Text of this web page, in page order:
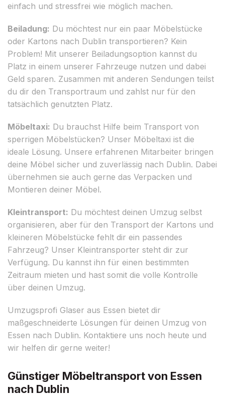
einfach und stressfrei wie möglich machen.
Beiladung: Du möchtest nur ein paar Möbelstücke
oder Kartons nach Dublin transportieren? Kein
Problem! Mit unserer Beiladungsoption kannst du
Platz in einem unserer Fahrzeuge nutzen und dabei
Geld sparen. Zusammen mit anderen Sendungen teilst
du dir den Transportraum und zahlst nur für den
tatsächlich genutzten Platz.
Möbeltaxi: Du brauchst Hilfe beim Transport von
sperrigen Möbelstücken? Unser Möbeltaxi ist die
ideale Lösung. Unsere erfahrenen Mitarbeiter bringen
deine Möbel sicher und zuverlässig nach Dublin. Dabei
übernehmen sie auch gerne das Verpacken und
Montieren deiner Möbel.
Kleintransport: Du möchtest deinen Umzug selbst
organisieren, aber für den Transport der Kartons und
kleineren Möbelstücke fehlt dir ein passendes
Fahrzeug? Unser Kleintransporter steht dir zur
Verfügung. Du kannst ihn für einen bestimmten
Zeitraum mieten und hast somit die volle Kontrolle
über deinen Umzug.
Umzugsprofi Glaser aus Essen bietet dir
maßgeschneiderte Lösungen für deinen Umzug von
Essen nach Dublin. Kontaktiere uns noch heute und
wir helfen dir gerne weiter!
Günstiger Möbeltransport von Essen
nach Dublin